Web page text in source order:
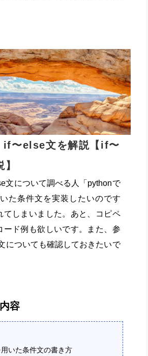
if〜else文を解説【if〜
文について調べる人「pythonで
た条件文を実装したいのです
てしまいました。あと、コピペ
ード例も欲しいです。また、参
についても確認しておきたいで
容
いた条件文の書き方